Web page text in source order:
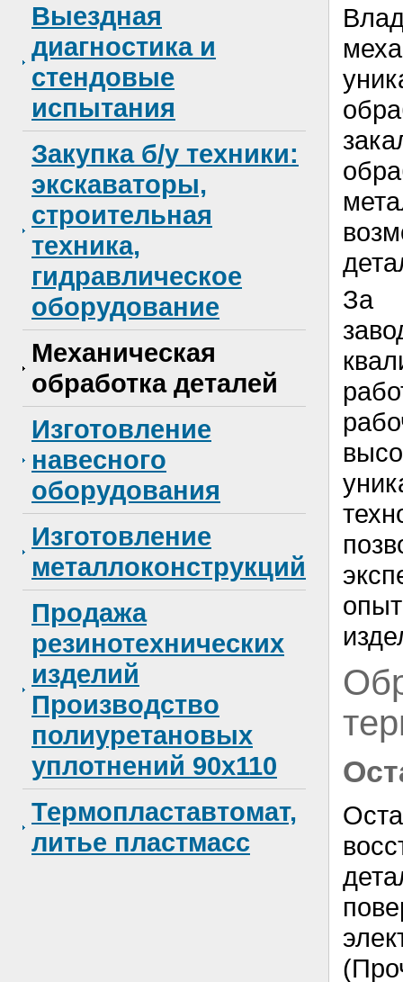
Выездная
диагностика и
стендовые
испытания
Закупка б/у техники:
экскаваторы,
строительная
техника,
гидравлическое
оборудование
Механическая
обработка деталей
Изготовление
навесного
оборудования
Изготовление
металлоконструкций
Продажа
резинотехнических
изделий
Производство
полиуретановых
уплотнений 90x110
Термопластавтомат,
литье пластмасс
За